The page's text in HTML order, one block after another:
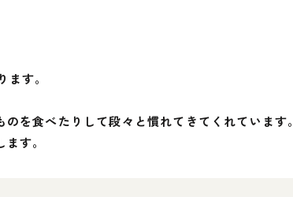
す。
を食べたりして段々と慣れてきてくれています。
す。